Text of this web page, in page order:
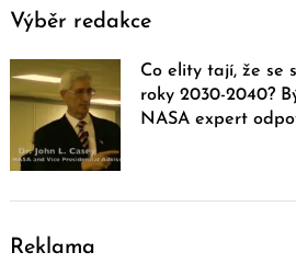
Výběr redakce
Co elity tají, že se
roky 2030-2040?
NASA expert
Reklama